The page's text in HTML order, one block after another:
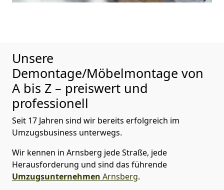
Unsere
Demontage/Möbelmontage von
A bis Z – preiswert und
professionell
Seit 17 Jahren sind wir bereits erfolgreich im
Umzugsbusiness unterwegs.
Wir kennen in Arnsberg jede Straße, jede
Herausforderung und sind das führende
Umzugsunternehmen Arnsberg.